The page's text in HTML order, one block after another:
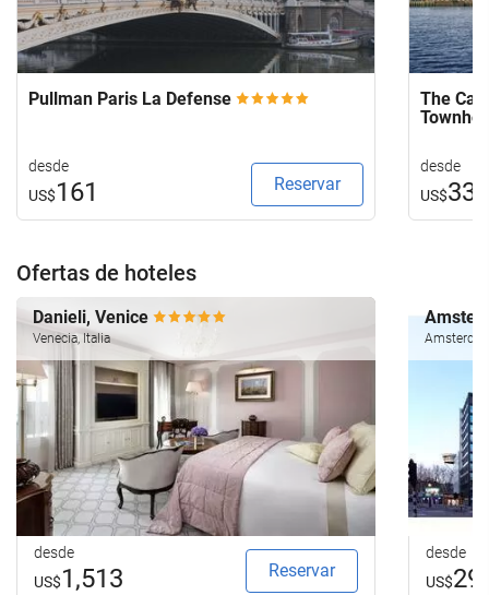
Pullman Paris La Defense
desde
US$161 Reservar
The
desde
US$332
Ofertas de hoteles
Danieli, Venice
Venecia, Italia
desde
US$1,513 Reservar
desde
US$